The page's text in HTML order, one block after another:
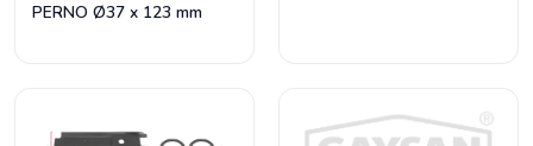
PERNO Ø37 x 123 mm